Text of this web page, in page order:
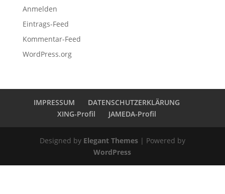
Anmelden
Eintrags-Feed
Kommentar-Feed
WordPress.org
IMPRESSUM
DATENSCHUTZERKLÄRUNG
XING-Profil
JAMEDA-Profil
Designed by Elegant Themes| Powered by
WordPress